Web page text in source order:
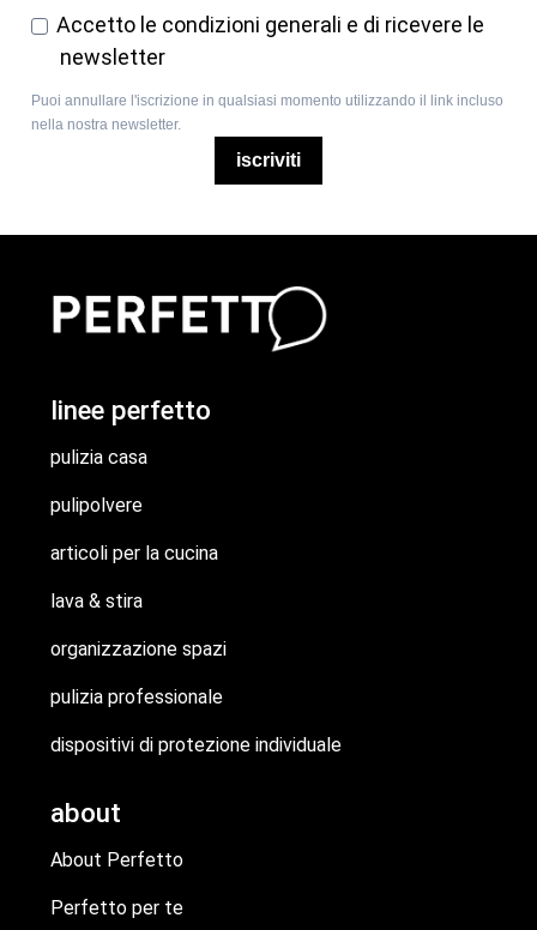
Accetto le condizioni generali e di ricevere le
newsletter
Puoi annullare l'iscrizione in qualsiasi momento utilizzando il link incluso
nella nostra newsletter.
iscriviti
linee perfetto
pulizia casa
pulipolvere
articoli per la cucina
lava & stira
organizzazione spazi
pulizia professionale
dispositivi di protezione individuale
about
About Perfetto
Perfetto per te